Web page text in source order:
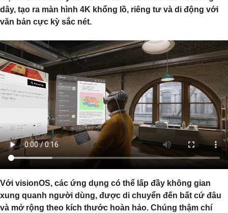
dây, tạo ra màn hình 4K khổng lồ, riêng tư và di động với
văn bản cực kỳ sắc nét.
Với visionOS, các ứng dụng có thể lấp đầy không gian
xung quanh người dùng, được di chuyển đến bất cứ đâu
và mở rộng theo kích thước hoàn hảo. Chúng thậm chí